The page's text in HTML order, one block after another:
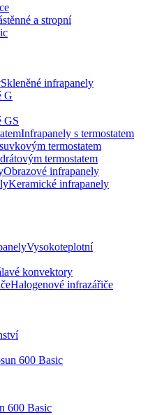
a stropní
Skleněné infrapanely
G
GS
Infrapanely s termostatem
termostatem
termostatem
Obrazové infrapanely
Keramické infrapanely
Vysokoteplotní
konvektory
Halogenové infrazářiče
600 Basic